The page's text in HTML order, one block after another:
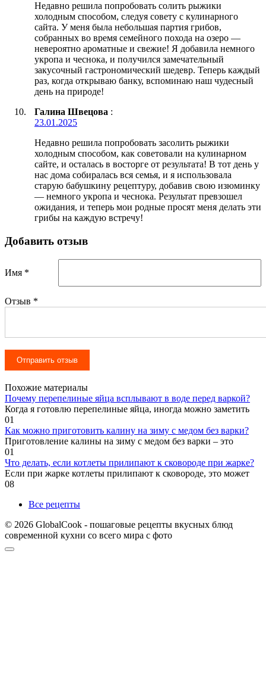
Недавно решила попробовать солить рыжики
холодным способом, следуя совету с кулинарного
сайта. У меня была небольшая партия грибов,
собранных во время семейного похода на озеро —
невероятно ароматные и свежие! Я добавила немного
укропа и чеснока, и получился замечательный
закусочный гастрономический шедевр. Теперь каждый
раз, когда открываю банку, вспоминаю наш чудесный
день на природе!
Галина Швецова :
23.01.2025
Недавно решила попробовать засолить рыжики
холодным способом, как советовали на кулинарном
сайте, и осталась в восторге от результата! В тот день у
нас дома собиралась вся семья, и я использовала
старую бабушкину рецептуру, добавив свою изюминку
— немного укропа и чеснока. Результат превзошел
ожидания, и теперь мои родные просят меня делать эти
грибы на каждую встречу!
Добавить отзыв
Имя *
Отзыв *
Похожие материалы
Почему перепелиные яйца всплывают в воде перед варкой?
Когда я готовлю перепелиные яйца, иногда можно заметить
01
Как можно приготовить калину на зиму с медом без варки?
Приготовление калины на зиму с медом без варки – это
01
Что делать, если котлеты прилипают к сковороде при жарке?
Если при жарке котлеты прилипают к сковороде, это может
08
Все рецепты
© 2026 GlobalCook - пошаговые рецепты вкусных блюд
современной кухни со всего мира с фото